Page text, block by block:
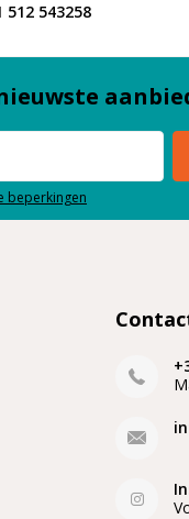
512 543258
beperkingen